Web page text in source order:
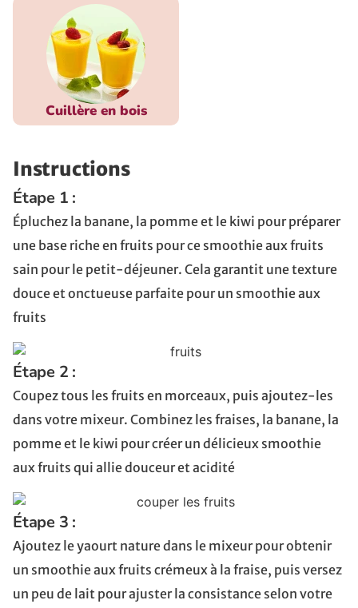
Cuillère en bois
Instructions
Étape 1 :
Épluchez la banane, la pomme et le kiwi pour préparer
une base riche en fruits pour ce smoothie aux fruits
sain pour le petit-déjeuner. Cela garantit une texture
douce et onctueuse parfaite pour un smoothie aux
fruits
Étape 2 :
Coupez tous les fruits en morceaux, puis ajoutez-les
dans votre mixeur. Combinez les fraises, la banane, la
pomme et le kiwi pour créer un délicieux smoothie
aux fruits qui allie douceur et acidité
Étape 3 :
Ajoutez le yaourt nature dans le mixeur pour obtenir
un smoothie aux fruits crémeux à la fraise, puis versez
un peu de lait pour ajuster la consistance selon votre